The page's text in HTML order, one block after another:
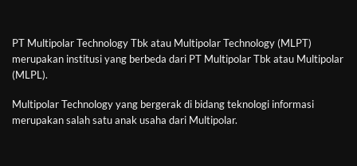
PT Multipolar Technology Tbk atau Multipolar Technology (MLPT)
merupakan institusi yang berbeda dari PT Multipolar Tbk atau Multipolar
(MLPL).
Multipolar Technology yang bergerak di bidang teknologi informasi
merupakan salah satu anak usaha dari Multipolar.